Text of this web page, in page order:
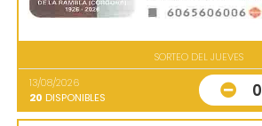
SORTEO DEL JUEVES
13/08/2026
20 DISPONIBLES 0